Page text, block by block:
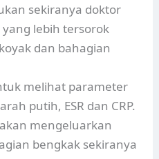
sekiranya doktor
lebih tersorok
dan bahagian
melihat parameter
putih, ESR dan CRP.
mengeluarkan
bengkak sekiranya